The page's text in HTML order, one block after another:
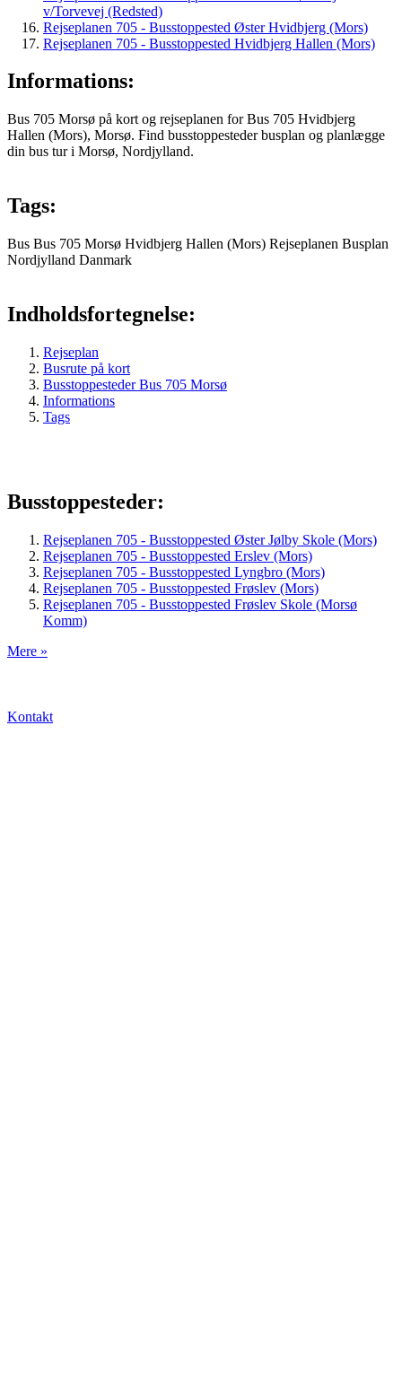
v/Torvevej (Redsted)
Rejseplanen 705 - Busstoppested Øster Hvidbjerg (Mors)
Rejseplanen 705 - Busstoppested Hvidbjerg Hallen (Mors)
Informations:
Bus 705 Morsø på kort og rejseplanen for Bus 705 Hvidbjerg
Hallen (Mors), Morsø. Find busstoppesteder busplan og planlægge
din bus tur i Morsø, Nordjylland.
Tags:
Bus Bus 705 Morsø Hvidbjerg Hallen (Mors) Rejseplanen Busplan
Nordjylland Danmark
Indholdsfortegnelse:
Rejseplan
Busrute på kort
Busstoppesteder Bus 705 Morsø
Informations
Tags
Busstoppesteder:
Rejseplanen 705 - Busstoppested Øster Jølby Skole (Mors)
Rejseplanen 705 - Busstoppested Erslev (Mors)
Rejseplanen 705 - Busstoppested Lyngbro (Mors)
Rejseplanen 705 - Busstoppested Frøslev (Mors)
Rejseplanen 705 - Busstoppested Frøslev Skole (Morsø
Komm)
Mere »
Kontakt